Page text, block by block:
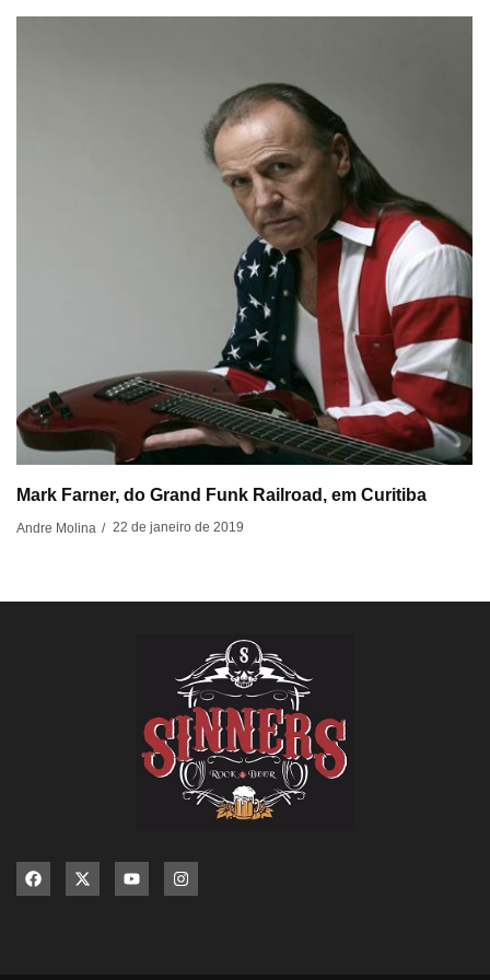
Mark Farner, do Grand Funk Railroad, em Curitiba
Andre Molina / 22 de janeiro de 2019